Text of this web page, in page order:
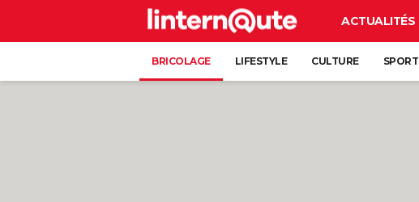
ACTUALITÉS
BRICOLAGE LIFESTYLE CULTURE SPORT